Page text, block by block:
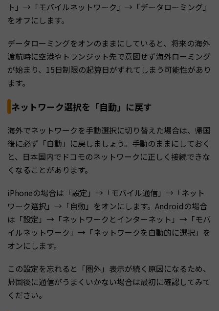
ト」→「モバイルネットワーク」→「データローミング」
をオフにします。
データローミングをオンのままにしていると、将来の海外
渡航時に空港やトランジット先で意図せず海外ローミング
が始まり、15日制限の起算日がずれてしまう可能性があり
ます。
ネットワーク選択を「自動」に戻す
海外でネットワークを手動選択に切り替えた場合は、帰国
後に必ず「自動」に戻しましょう。手動のままにしておく
と、日本国内でドコモのネットワークに正しく接続できな
くなることがあります。
iPhoneの場合は「設定」→「モバイル通信」→「ネット
ワーク選択」→「自動」をオンにします。Androidの場合
は「設定」→「ネットワークとインターネット」→「モバ
イルネットワーク」→「ネットワークを自動的に選択」を
オンにします。
この設定を忘れると「圏外」表示が続く原因になるため、
帰国後に通信がうまくいかない場合は最初に確認してみて
ください。